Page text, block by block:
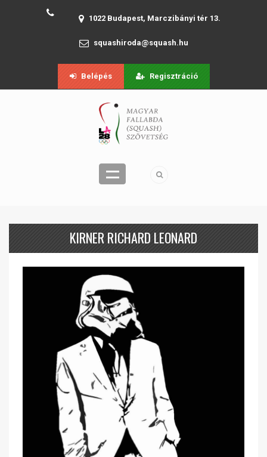
1022 Budapest, Marczibányi tér 13.
squashiroda@squash.hu
Belépés Regisztráció
KIRNER RICHARD LEONARD